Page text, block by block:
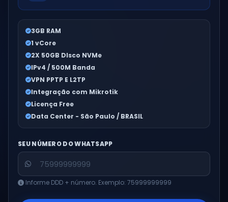
3GB RAM
1 vCore
2X 50GB DIsco NVMe
IPv4 / 500M Banda
VPN PPTP E L2TP
Integração com Mikrotik
Licença Free
Data Center - São Paulo / BRASIL
SEU NÚMERO DO WHATSAPP
Informe DDD + número. Exemplo: 75999999999